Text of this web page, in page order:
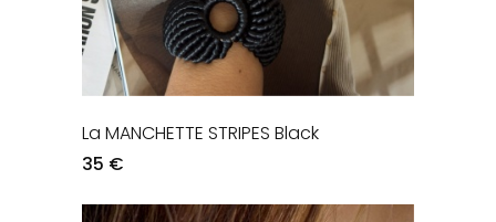
La MANCHETTE STRIPES Black
35 €